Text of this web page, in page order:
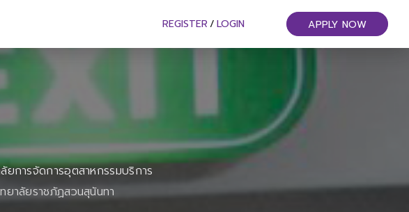
REGISTER / LOGIN APPLY NOW
ยการจัดการอุตสาหกรรมบริการ
ยาลัยราชภัฏสวนสุนันทา